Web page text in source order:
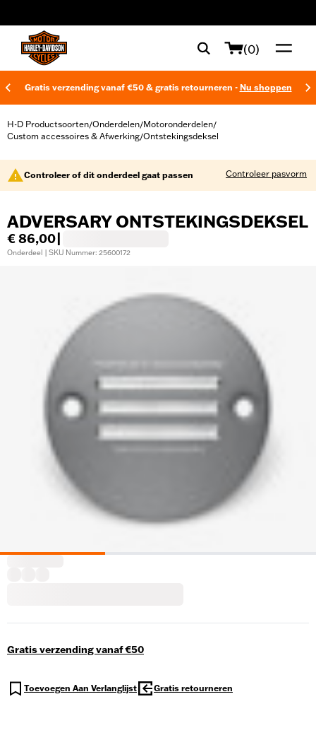
(0)
Gratis verzending vanaf €50 & gratis retourneren - Nu shoppen
H-D Productsoorten/Onderdelen/Motoronderdelen/
Custom accessoires & Afwerking/Ontstekingsdeksel
Controleer of dit onderdeel gaat passen Controleer pasvorm
ADVERSARY ONTSTEKINGSDEKSEL
€ 86,00
Onderdeel | SKU Nummer: 25600172
Gratis verzending vanaf €50
Toevoegen Aan Verlanglijst Gratis retourneren